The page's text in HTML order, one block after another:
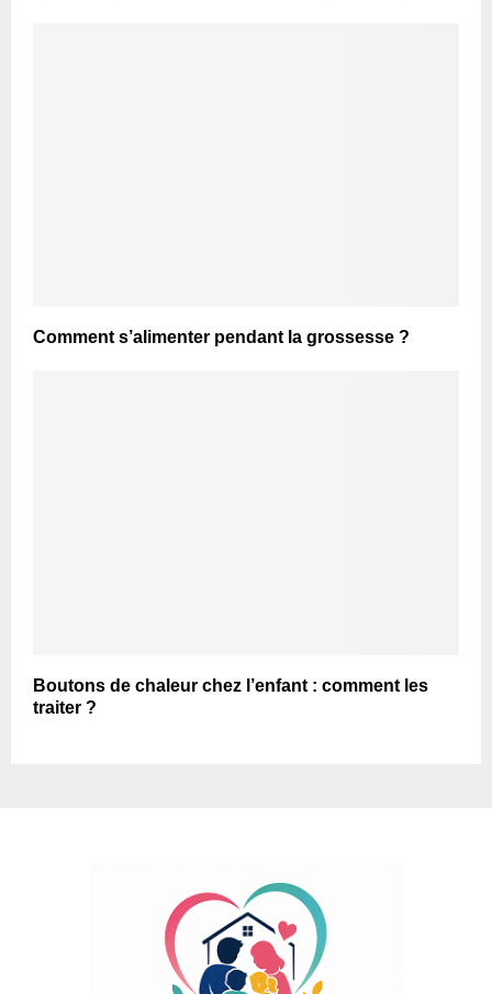
Comment s’alimenter pendant la grossesse ?
Boutons de chaleur chez l’enfant : comment les
traiter ?